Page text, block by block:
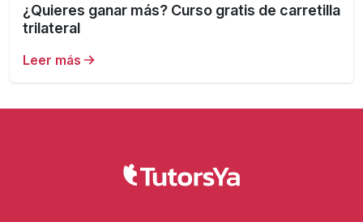
¿Quieres ganar más? Curso gratis de carretilla
trilateral
Leer más